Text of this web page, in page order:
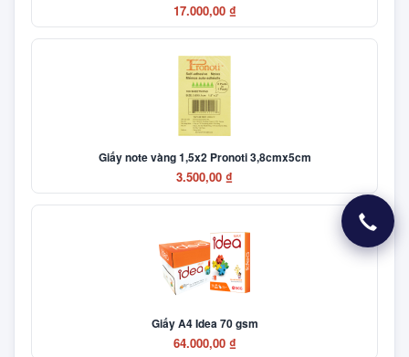
17.000,00 ₫
Giấy note vàng 1,5x2 Pronoti 3,8cmx5cm
3.500,00 ₫
Giấy A4 Idea 70 gsm
64.000,00 ₫